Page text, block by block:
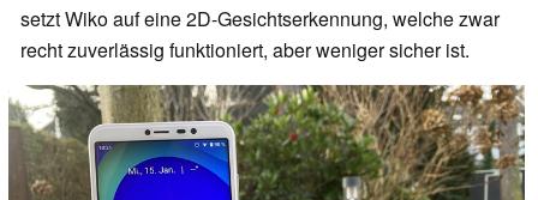
setzt Wiko auf eine 2D-Gesichtserkennung, welche zwar
recht zuverlässig funktioniert, aber weniger sicher ist.